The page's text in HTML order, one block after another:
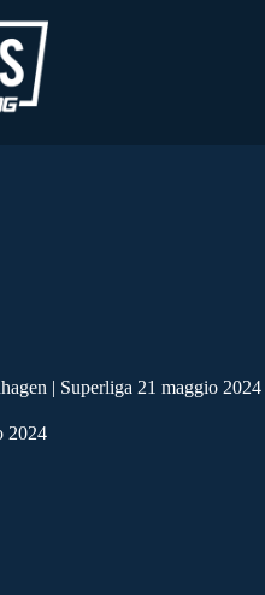
| Superliga 21 maggio 2024
2024